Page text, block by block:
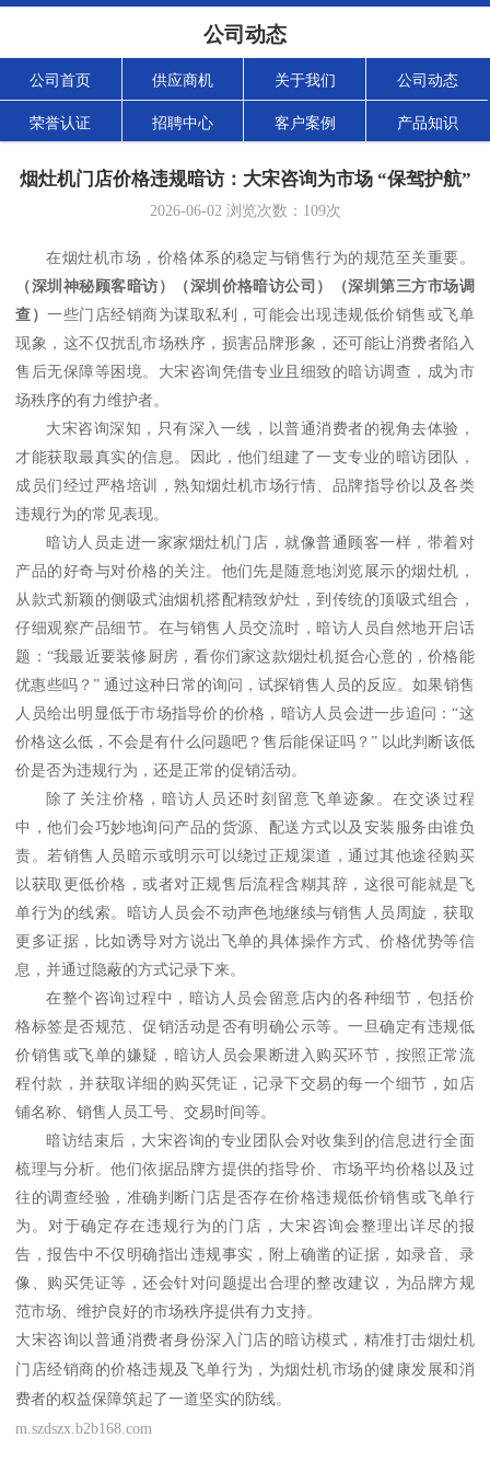
公司动态
公司首页 供应商机 关于我们 公司动态
荣誉认证 招聘中心 客户案例 产品知识
烟灶机门店价格违规暗访：大宋咨询为市场 “保驾护航”
2026-06-02浏览次数： 109次
在烟灶机市场，价格体系的稳定与销售行为的规范至关重要。
（深圳神秘顾客暗访 ）（深圳价格暗访公司 ）（深圳第三方市场调
查 ）一些门店经销商为谋取私利，可能会出现违规低价销售或飞单
现象，这不仅扰乱市场秩序，损害品牌形象，还可能让消费者陷入
售后无保障等困境。大宋咨询凭借专业且细致的暗访调查，成为市
场秩序的有力维护者。
大宋咨询深知，只有深入一线，以普通消费者的视角去体验，
才能获取最真实的信息。因此，他们组建了一支专业的暗访团队，
成员们经过严格培训，熟知烟灶机市场行情、品牌指导价以及各类
违规行为的常见表现。
暗访人员走进一家家烟灶机门店，就像普通顾客一样，带着对
产品的好奇与对价格的关注。他们先是随意地浏览展示的烟灶机，
从款式新颖的侧吸式油烟机搭配精致炉灶，到传统的顶吸式组合，
仔细观察产品细节。在与销售人员交流时，暗访人员自然地开启话
题： “我最近要装修厨房，看你们家这款烟灶机挺合心意的，价格能
优惠些吗？” 通过这种日常的询问，试探销售人员的反应。如果销售
人员给出明显低于市场指导价的价格，暗访人员会进一步追问：“这
价格这么低，不会是有什么问题吧？售后能保证吗？” 以此判断该低
价是否为违规行为，还是正常的促销活动。
除了关注价格，暗访人员还时刻留意飞单迹象。在交谈过程
中，他们会巧妙地询问产品的货源、配送方式以及安装服务由谁负
责。若销售人员暗示或明示可以绕过正规渠道，通过其他途径购买
以获取更低价格，或者对正规售后流程含糊其辞，这很可能就是飞
单行为的线索。暗访人员会不动声色地继续与销售人员周旋，获取
更多证据，比如诱导对方说出飞单的具体操作方式、价格优势等信
息，并通过隐蔽的方式记录下来。
在整个咨询过程中，暗访人员会留意店内的各种细节，包括价
格标签是否规范、促销活动是否有明确公示等。一旦确定有违规低
价销售或飞单的嫌疑，暗访人员会果断进入购买环节，按照正常流
程付款，并获取详细的购买凭证，记录下交易的每一个细节，如店
铺名称、销售人员工号、交易时间等。
暗访结束后，大宋咨询的专业团队会对收集到的信息进行全面
梳理与分析。他们依据品牌方提供的指导价、市场平均价格以及过
往的调查经验，准确判断门店是否存在价格违规低价销售或飞单行
为。对于确定存在违规行为的门店，大宋咨询会整理出详尽的报
告，报告中不仅明确指出违规事实，附上确凿的证据，如录音、录
像、购买凭证等，还会针对问题提出合理的整改建议，为品牌方规
范市场、维护良好的市场秩序提供有力支持。
大宋咨询以普通消费者身份深入门店的暗访模式，精准打击烟灶机
门店经销商的价格违规及飞单行为，为烟灶机市场的健康发展和消
费者的权益保障筑起了一道坚实的防线。
m.szdszx.b2b168.com